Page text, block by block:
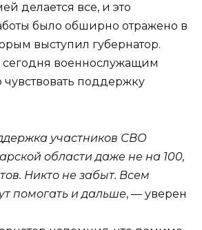
делается все, и это
было обширно отражено в
выступил губернатор.
сегодня военнослужащим
поддержку
участников СВО
области даже не на 100,
Никто не забыт. Всем
помогать и дальше, — уверен